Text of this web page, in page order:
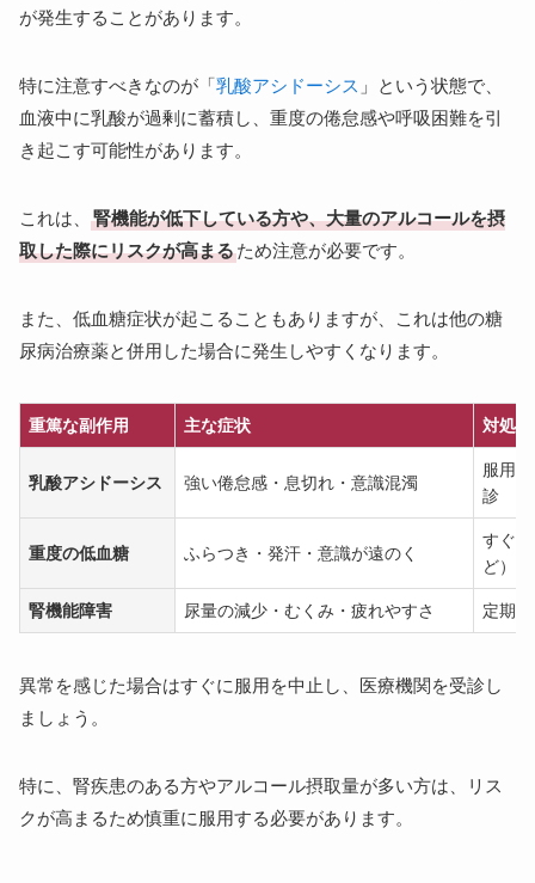
が発生することがあります。
特に注意すべきなのが「乳酸アシドーシス 」という状態で、
血液中に乳酸が過剰に蓄積し、重度の倦怠感や呼吸困難を引
き起こす可能性があります。
これは、
腎機能が低下している方や、大量のアルコールを摂
取した際にリスクが高まるため注意が必要です。
また、低血糖症状が起こることもありますが、これは他の糖
尿病治療薬と併用した場合に発生しやすくなります。
重篤な副作用 主な症状 対処法
乳酸アシドーシス 強い倦怠感・息切れ・意識混濁
服用
診
重度の低血糖 ふらつき・発汗・意識が遠のく
すぐ
ど）
腎機能障害 尿量の減少・むくみ・疲れやすさ 定期
異常を感じた場合はすぐに服用を中止し、医療機関を受診し
ましょう。
特に、腎疾患のある方やアルコール摂取量が多い方は、リス
クが高まるため慎重に服用する必要があります。